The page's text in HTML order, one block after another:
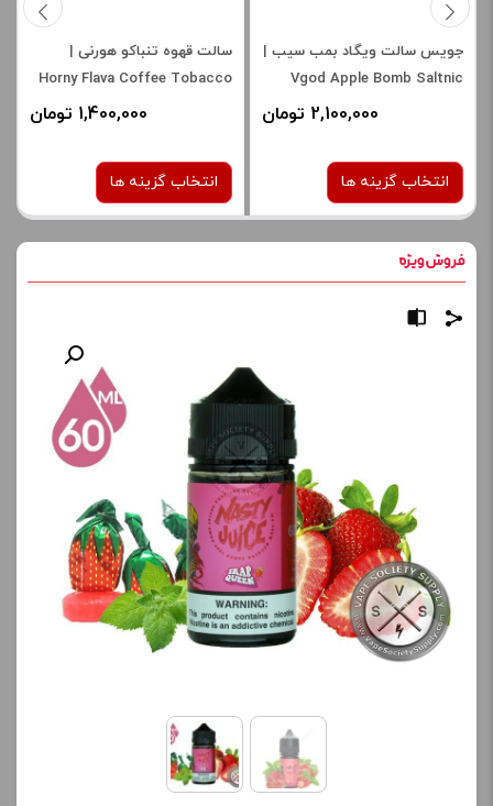
جویس سالت ویگاد بمب سیب |
Vgod Apple Bomb Saltnic
2,100,000 تومان
انتخاب گزینه ها
نیکوتین:
برای فعال شدن سبد خرید و
نمایش قیمت ، گزینه های
محصول را از کادر بالا انتخاب
آخرین بروزرسانی
قیمت: 16 ساعت پیش
تمامی قیمت ها بروز
-
افزودن به سبد خرید
سالت قهوه تنباکو هورنی |
Horny Flava Coffee Tobacco
1,400,000 تومان
انتخاب گزینه ها
برای فعال شدن سبد خرید و
نمایش قیمت ، گزینه های
محصول را از کادر بالا انتخاب
کنید.
آخرین بروزرسانی
قیمت: 16 ساعت پیش
تمامی قیمت ها بروز
+
افزودن به سبد خرید